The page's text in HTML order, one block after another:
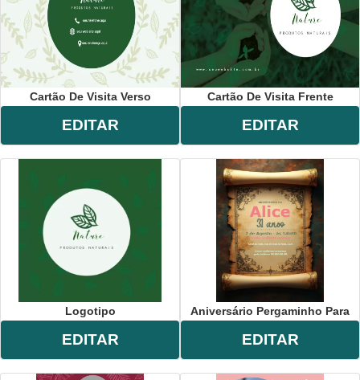
Cartão De Visita Verso
EDITAR
Cartão De Visita Frente
EDITAR
Logotipo
EDITAR
Aniversário Pergaminho Para
EDITAR